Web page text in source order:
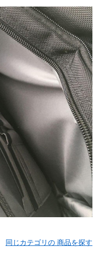
同じカテゴリの 商品を探す